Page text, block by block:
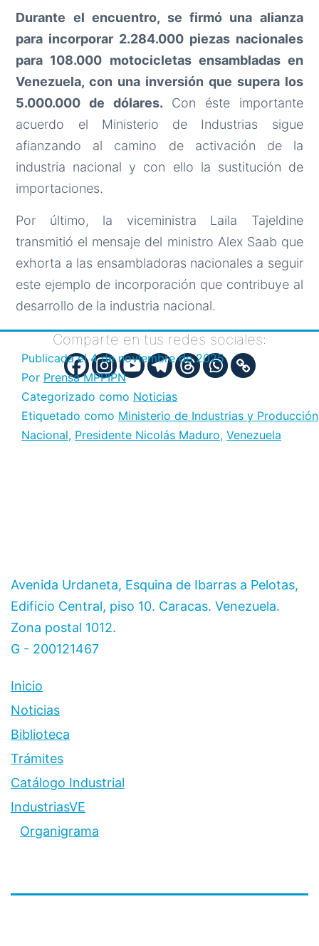
Durante el encuentro, se firmó una alianza
para incorporar 2.284.000 piezas nacionales
para 108.000 motocicletas ensambladas en
Venezuela, con una inversión que supera los
5.000.000 de dólares. Con éste importante
acuerdo el Ministerio de Industrias sigue
afianzando al camino de activación de la
industria nacional y con ello la sustitución de
importaciones.
Por último, la viceministra Laila Tajeldine
transmitió el mensaje del ministro Alex Saab que
exhorta a las ensambladoras nacionales a seguir
este ejemplo de incorporación que contribuye al
desarrollo de la industria nacional.
Comparte en tus redes sociales:
Publicada el 4 de noviembre de 2025
Por Prensa MPPIPN
Categorizado como Noticias
Etiquetado como Ministerio de Industrias y Producción
Nacional, Presidente Nicolás Maduro, Venezuela
Avenida Urdaneta, Esquina de Ibarras a Pelotas,
Edificio Central, piso 10. Caracas. Venezuela.
Zona postal 1012.
G - 200121467
Inicio
Noticias
Biblioteca
Trámites
Catálogo Industrial
IndustriasVE
Organigrama